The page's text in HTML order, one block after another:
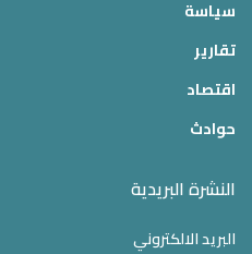
سياسة
تقارير
اقتصاد
حوادث
النشرة البريدية
البريد الالكتروني